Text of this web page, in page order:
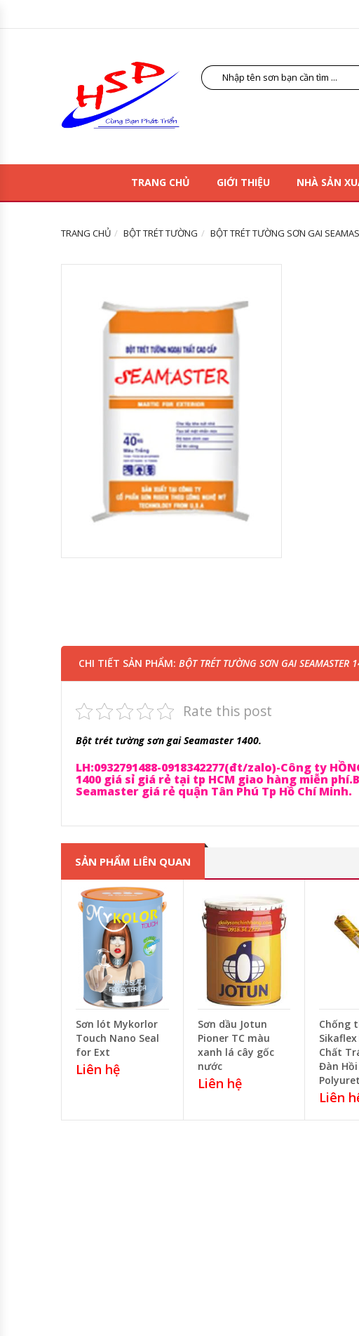
TRANG CHỦ GIỚI THIỆU NHÀ SẢN
TRANG CHỦ BỘT TRÉT TƯỜNG BỘT TRÉT TƯỜNG SƠN GAI
CHI TIẾT SẢN PHẨM: BỘT TRÉT TƯỜNG SƠN GAI SEAMASTER
Rate this post
Bột trét tường sơn gai Seamaster 1400.
LH:0932791488-0918342277(đt/zalo)-Công ty
1400 giá sỉ giá rẻ tại tp HCM giao hàng miễn
Seamaster giá rẻ quận Tân Phú Tp Hồ Chí Minh.
SẢN PHẨM LIÊN QUAN
Sơn lót Mykorlor
Touch Nano Seal
for Ext
Liên hệ
Sơn dầu Jotun
Pioner TC màu
xanh lá cây gốc
nước
Liên hệ
Chống
Chất
Đàn Hồi
Liên